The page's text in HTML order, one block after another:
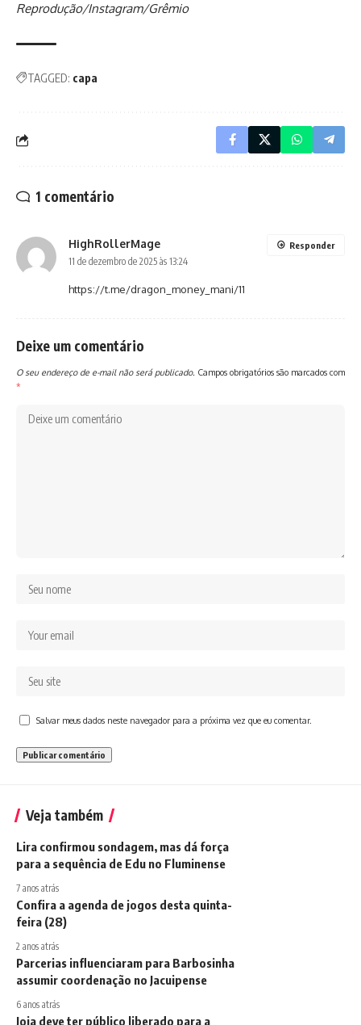
Reprodução/Instagram/Grêmio
TAGGED: capa
1 comentário
HighRollerMage
11 de dezembro de 2025 às 13:24
https://t.me/dragon_money_mani/11
Responder
Deixe um comentário
O seu endereço de e-mail não será publicado. Campos obrigatórios são marcados com
*
Salvar meus dados neste navegador para a próxima vez que eu comentar.
Veja também
Lira confirmou sondagem, mas dá força
para a sequência de Edu no Fluminense
7 anos atrás
Confira a agenda de jogos desta quinta-
feira (28)
2 anos atrás
Parcerias influenciaram para Barbosinha
assumir coordenação no Jacuipense
6 anos atrás
Joia deve ter público liberado para a